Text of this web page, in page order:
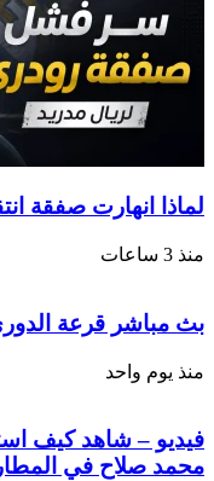
لماذا انهارت صفقة
منذ 3 ساعات
بث مباشر قرعة الدوري
منذ يوم واحد
فيديو – شاهد كيف
محمد صلاح في